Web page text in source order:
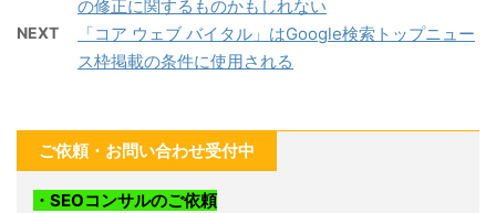
の修正に関するものかもしれない
NEXT
「コア ウェブ バイタル」はGoogle検索トップニュー
ス枠掲載の条件に使用される
ご依頼・お問い合わせ受付中
・SEOコンサルのご依頼